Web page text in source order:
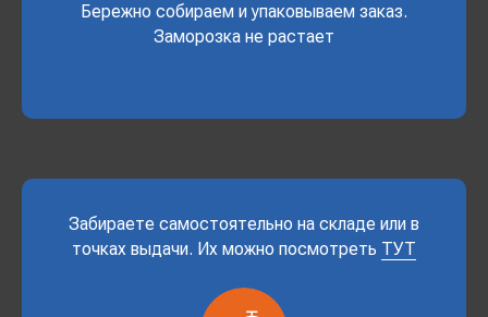
Бережно собираем и упаковываем заказ.
Заморозка не растает
Забираете самостоятельно на складе или в
точках выдачи. Их можно посмотреть ТУТ